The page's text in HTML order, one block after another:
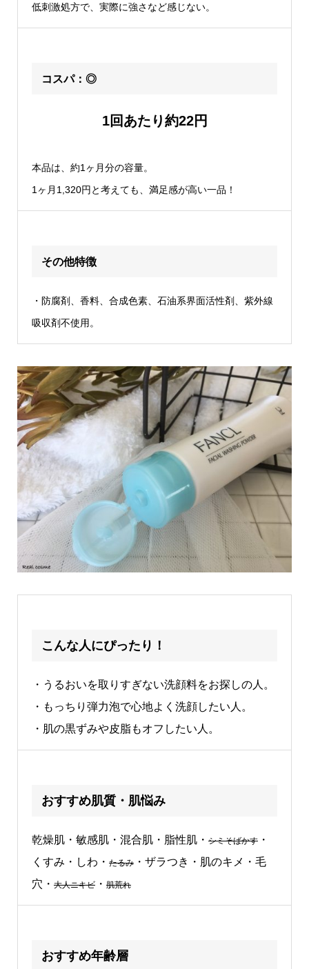
低刺激処方で、実際に強さなど感じない。
コスパ：◎
1回あたり約22円
本品は、約1ヶ月分の容量。
1ヶ月1,320円と考えても、満足感が高い一品！
その他特徴
・防腐剤、香料、合成色素、石油系界面活性剤、紫外線
吸収剤不使用。
こんな人にぴったり！
・うるおいを取りすぎない洗顔料をお探しの人。
・もっちり弾力泡で心地よく洗顔したい人。
・肌の黒ずみや皮脂もオフしたい人。
おすすめ肌質・肌悩み
乾燥肌・敏感肌・混合肌・脂性肌・ シミそばかす ・
くすみ・しわ・ たるみ ・ザラつき・肌のキメ・毛
穴・ 大人ニキビ ・ 肌荒れ
おすすめ年齢層